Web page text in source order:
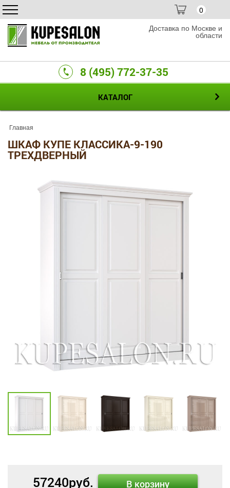
0
Доставка по Москве и
области
8 (495) 772-37-35
КАТАЛОГ
Главная
ШКАФ КУПЕ КЛАССИКА-9-190
ТРЕХДВЕРНЫЙ
57240руб. В корзину